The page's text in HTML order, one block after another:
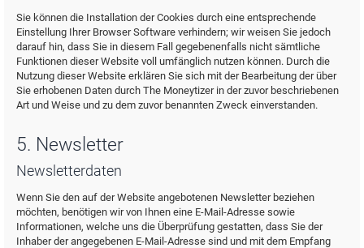
Sie können die Installation der Cookies durch eine entsprechende
Einstellung Ihrer Browser Software verhindern; wir weisen Sie jedoch
darauf hin, dass Sie in diesem Fall gegebenenfalls nicht sämtliche
Funktionen dieser Website voll umfänglich nutzen können. Durch die
Nutzung dieser Website erklären Sie sich mit der Bearbeitung der über
Sie erhobenen Daten durch The Moneytizer in der zuvor beschriebenen
Art und Weise und zu dem zuvor benannten Zweck einverstanden.
5. Newsletter
Newsletterdaten
Wenn Sie den auf der Website angebotenen Newsletter beziehen
möchten, benötigen wir von Ihnen eine E-Mail-Adresse sowie
Informationen, welche uns die Überprüfung gestatten, dass Sie der
Inhaber der angegebenen E-Mail-Adresse sind und mit dem Empfang